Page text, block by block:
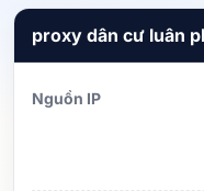
proxy dân cư luân
Nguồn IP